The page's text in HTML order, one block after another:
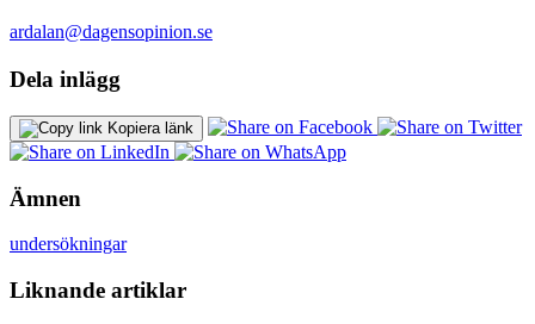
ardalan@dagensopinion.se
Dela inlägg
Kopiera länk
Ämnen
undersökningar
Liknande artiklar